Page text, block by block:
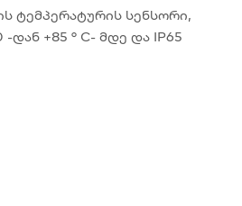
ტემპერატურის სენსორი,
დან +85 ° C- მდე და IP65